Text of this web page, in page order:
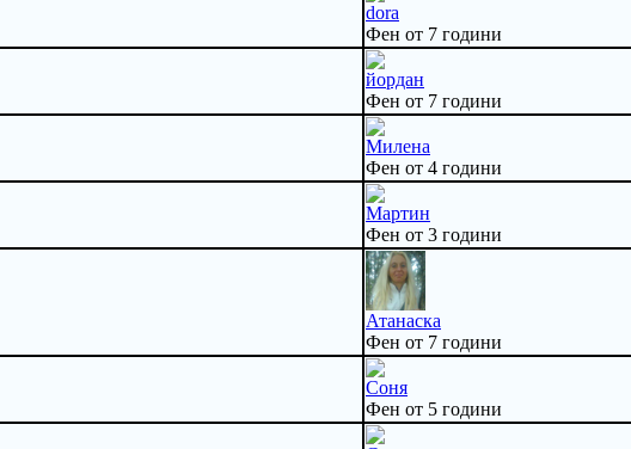
dora
Фен от 7 години
йордан
Фен от 7 години
Милена
Фен от 4 години
Мартин
Фен от 3 години
Атанаска
Фен от 7 години
Соня
Фен от 5 години